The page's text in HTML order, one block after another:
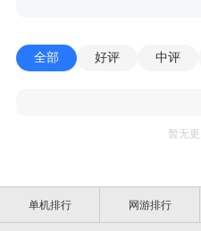
全部 好评 中评
暂无
单机排行 网游排行